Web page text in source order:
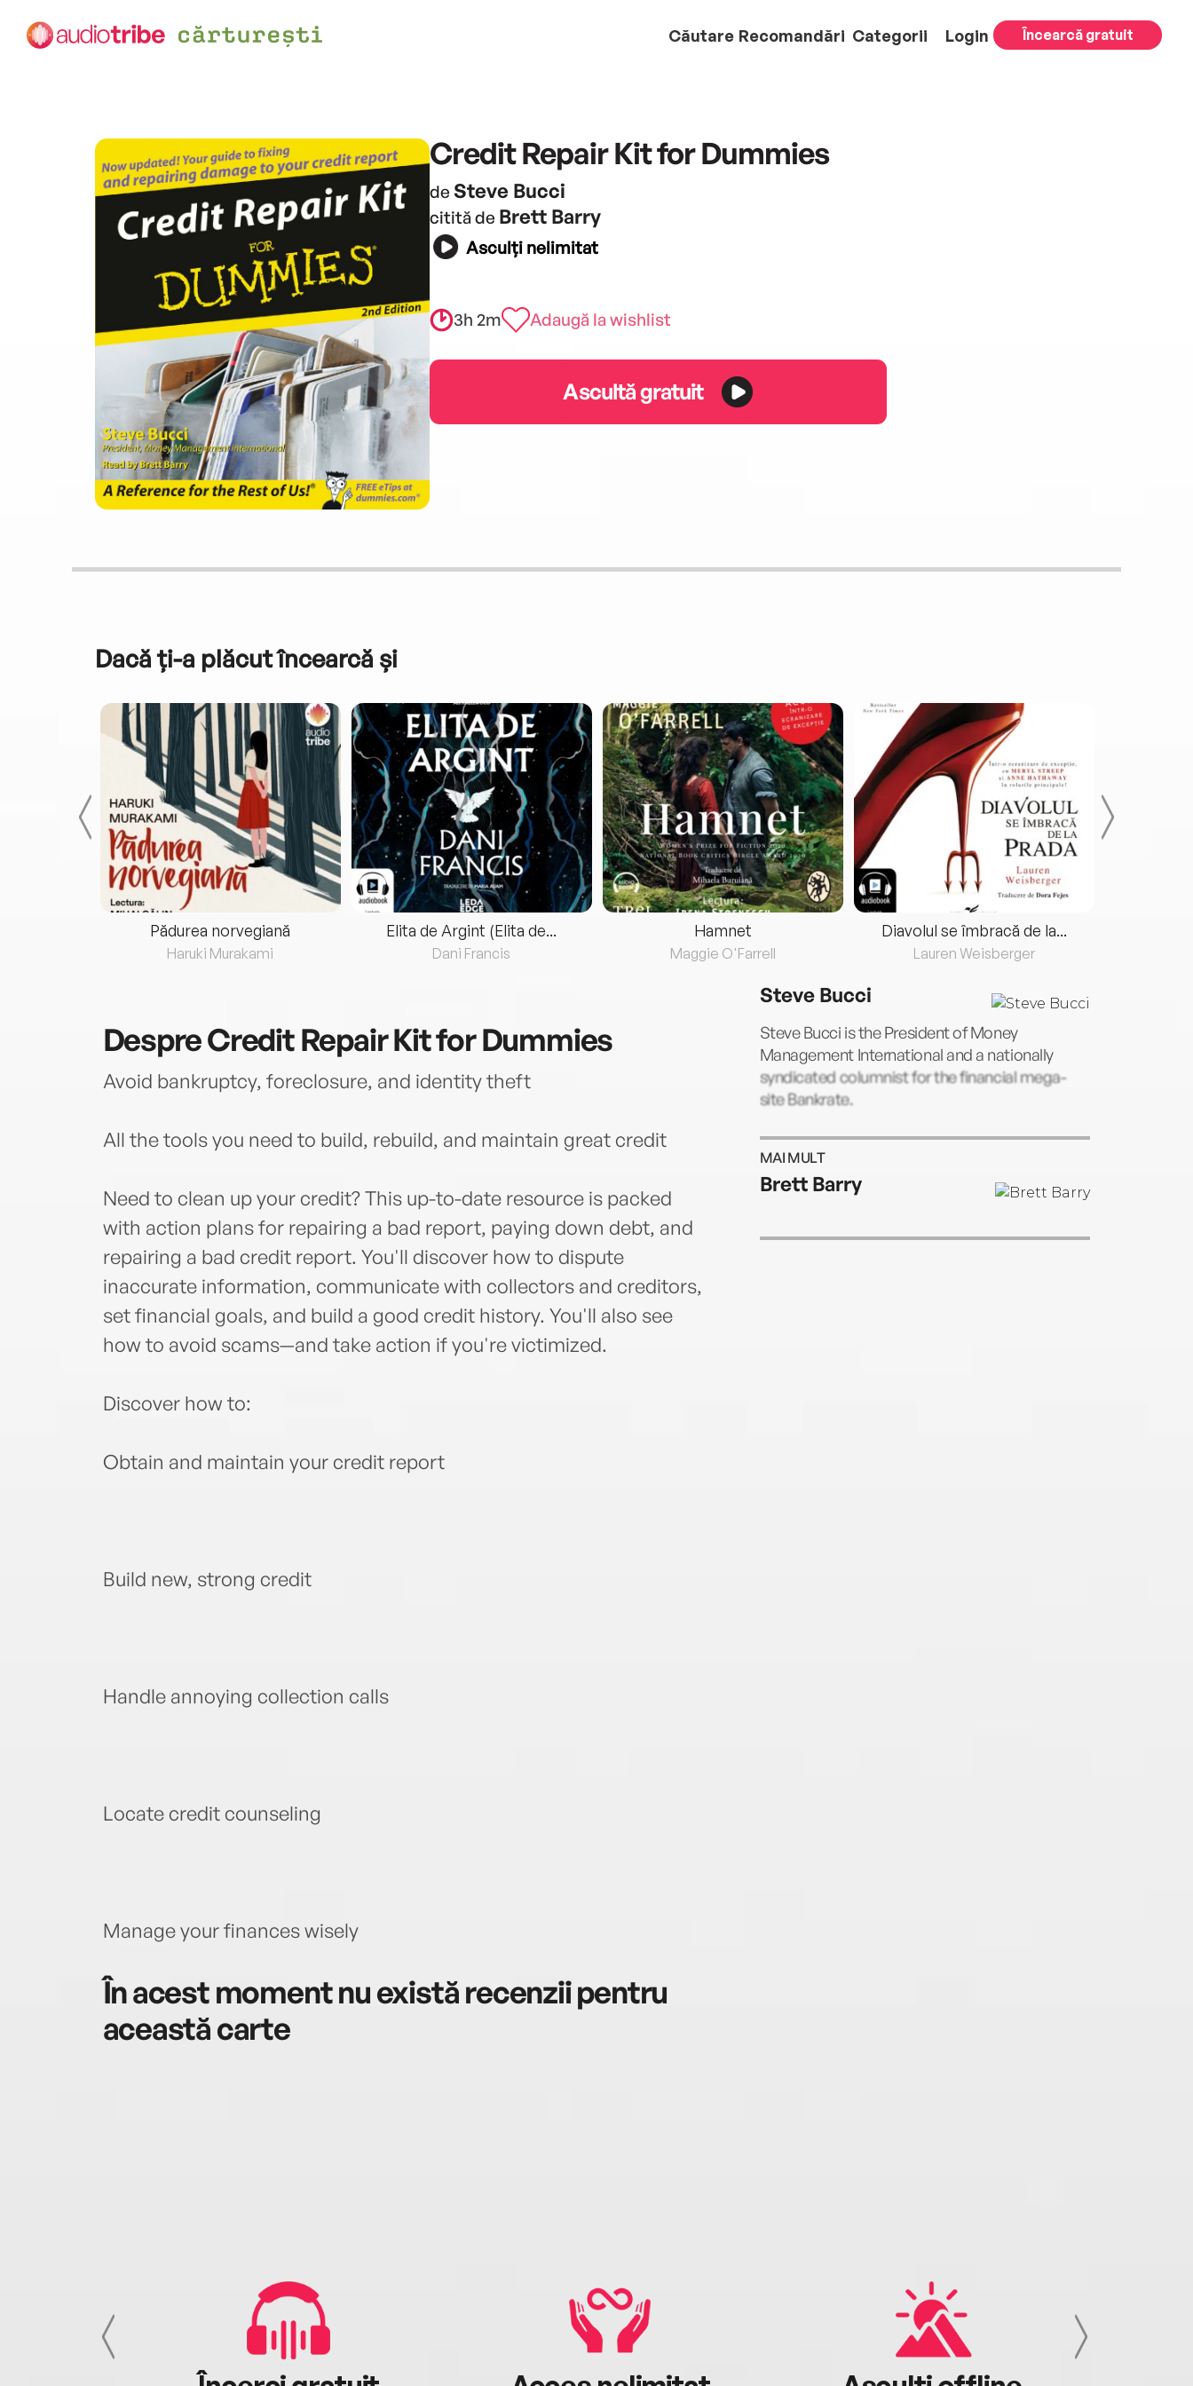
Căutare Recomandări Categorii Login Încearcă gratuit
Credit Repair Kit for Dummies
de Steve Bucci
citită de Brett Barry
Asculți nelimitat
3h 2m Adaugă la wishlist
Ascultă gratuit
Dacă ți-a plăcut încearcă și
Pădurea norvegiană
Haruki Murakami
Elita de Argint (Elita de...
Dani Francis
Hamnet
Maggie O'Farrell
Diavolul se îmbracă de la...
Lauren Weisberger
DespreCredit Repair Kit for Dummies
Avoid bankruptcy, foreclosure, and identity theft
All the tools you need to build, rebuild, and maintain great credit
Need to clean up your credit? This up-to-date resource is packed
with action plans for repairing a bad report, paying down debt, and
repairing a bad credit report. You'll discover how to dispute
inaccurate information, communicate with collectors and creditors,
set financial goals, and build a good credit history. You'll also see
how to avoid scams—and take action if you're victimized.
Discover how to:
Obtain and maintain your credit report
Build new, strong credit
Handle annoying collection calls
Locate credit counseling
Manage your finances wisely
În acest moment nu există recenzii pentru
această carte
Steve Bucci
Steve Bucci is the President of Money
Management International and a nationally
syndicated columnist for the financial mega-
site Bankrate.
MAI MULT
Brett Barry